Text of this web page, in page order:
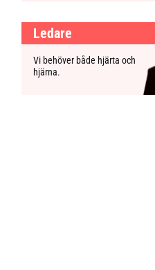
Ledare
Vi behöver både hjärta och
hjärna.